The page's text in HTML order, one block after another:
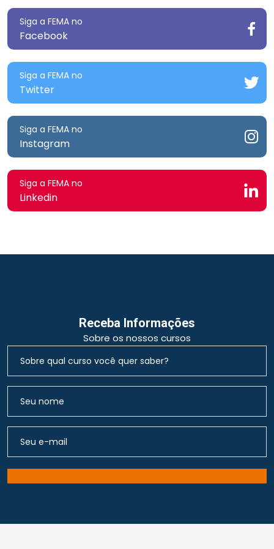
Siga a FEMA no
Facebook
Siga a FEMA no
Twitter
Siga a FEMA no
Instagram
Siga a FEMA no
Linkedin
Receba Informações
Sobre os nossos cursos